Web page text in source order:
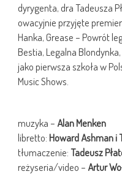
dyrygenta, dra Tadeusza
owacyjnie przyjęte
Hanka, Grease – Powrót
Bestia, Legalna
jako pierwsza szkoła w
Music Shows.
muzyka – Alan Menken
libretto:Howard Ashman i
tłumaczenie:Tadeusz
reżyseria/video – Artur